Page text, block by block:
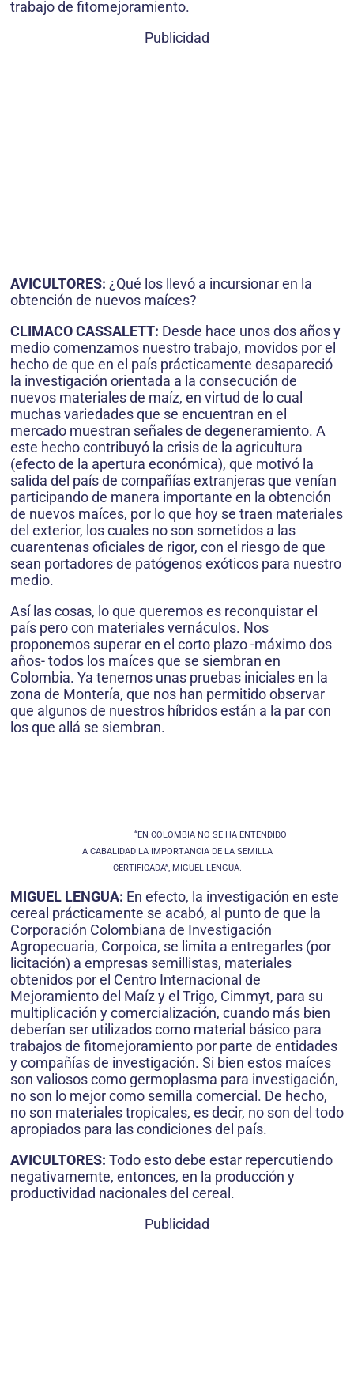
trabajo de fitomejoramiento.
Publicidad
AVICULTORES: ¿Qué los llevó a incursionar en la
obtención de nuevos maíces?
CLIMACO CASSALETT: Desde hace unos dos años y
medio comenzamos nuestro trabajo, movidos por el
hecho de que en el país prácticamente desapareció
la investigación orientada a la consecución de
nuevos materiales de maíz, en virtud de lo cual
muchas variedades que se encuentran en el
mercado muestran señales de degeneramiento. A
este hecho contribuyó la crisis de la agricultura
(efecto de la apertura económica), que motivó la
salida del país de compañías extranjeras que venían
participando de manera importante en la obtención
de nuevos maíces, por lo que hoy se traen materiales
del exterior, los cuales no son sometidos a las
cuarentenas oficiales de rigor, con el riesgo de que
sean portadores de patógenos exóticos para nuestro
medio.
Así las cosas, lo que queremos es reconquistar el
país pero con materiales vernáculos. Nos
proponemos superar en el corto plazo -máximo dos
años- todos los maíces que se siembran en
Colombia. Ya tenemos unas pruebas iniciales en la
zona de Montería, que nos han permitido observar
que algunos de nuestros híbridos están a la par con
los que allá se siembran.
“EN COLOMBIA NO SE HA ENTENDIDO
A CABALIDAD LA IMPORTANCIA DE LA SEMILLA
CERTIFICADA”, MIGUEL LENGUA.
MIGUEL LENGUA: En efecto, la investigación en este
cereal prácticamente se acabó, al punto de que la
Corporación Colombiana de Investigación
Agropecuaria, Corpoica, se limita a entregarles (por
licitación) a empresas semillistas, materiales
obtenidos por el Centro Internacional de
Mejoramiento del Maíz y el Trigo, Cimmyt, para su
multiplicación y comercialización, cuando más bien
deberían ser utilizados como material básico para
trabajos de fitomejoramiento por parte de entidades
y compañías de investigación. Si bien estos maíces
son valiosos como germoplasma para investigación,
no son lo mejor como semilla comercial. De hecho,
no son materiales tropicales, es decir, no son del todo
apropiados para las condiciones del país.
AVICULTORES: Todo esto debe estar repercutiendo
negativamemte, entonces, en la producción y
productividad nacionales del cereal.
Publicidad